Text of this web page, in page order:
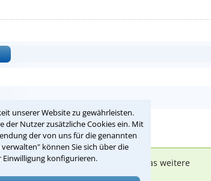
unserer Website zu gewährleisten.
der Nutzer zusätzliche Cookies ein. Mit
der von uns für die genannten
können Sie sich über die
konfigurieren.
bei Ihnen melden, um das weitere